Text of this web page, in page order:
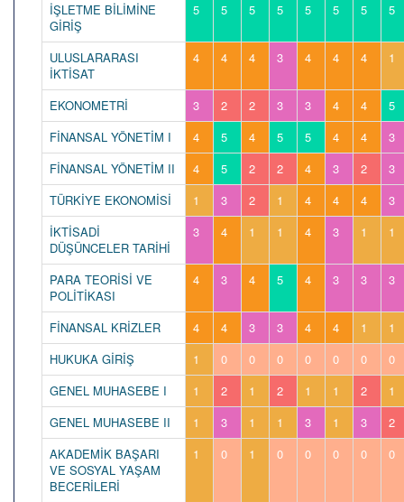
İŞLETME BİLİMİNE
GİRİŞ
5 5 5 5 5 5 5 5
ULUSLARARASI
İKTİSAT
4 4 4 3 4 4 4 1
EKONOMETRİ 3 2 2 3 3 4 4
5
FİNANSAL YÖNETİM I
4 5 4 5 5 4 4
3
FİNANSAL YÖNETİM II
4 5 2 2 4 3 2
3
TÜRKİYE EKONOMİSİ
1 3 2 1 4 4 4
3
İKTİSADİ
DÜŞÜNCELER TARİHİ
3 4 1 1 4 3 1 1
PARA TEORİSİ VE
POLİTİKASI
4 3 4 5 4 3 3 3
FİNANSAL KRİZLER 4 4 3 3 4 4 1
1
HUKUKA GİRİŞ
1 0 0 0 0 0 0
0
GENEL MUHASEBE I
1 2 1 2 1 1 2
1
GENEL MUHASEBE II
1 3 1 1 3 1 3
2
AKADEMİK BAŞARI
VE SOSYAL YAŞAM
BECERİLERİ
1 0 1 0 0 0 0 0